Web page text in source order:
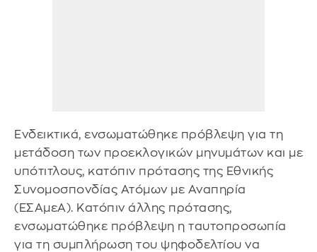
Ενδεικτικά, ενσωματώθηκε πρόβλεψη για τη
μετάδοση των προεκλογικών μηνυμάτων και με
υπότιτλους, κατόπιν πρότασης της Εθνικής
Συνομοσπονδίας Ατόμων με Αναπηρία
(ΕΣΑμεΑ). Κατόπιν άλλης πρότασης,
ενσωματώθηκε πρόβλεψη η ταυτοπροσωπία
για τη συμπλήρωση του ψηφοδελτίου να